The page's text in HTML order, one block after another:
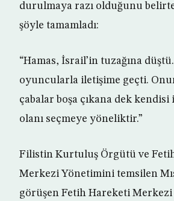
durulmaya razı olduğunu
şöyle tamamladı:
“Hamas, İsrail’in tuzağına
oyuncularla iletişime geçti.
çabalar boşa çıkana dek
olanı seçmeye yöneliktir.”
Filistin Kurtuluş Örgütü ve
Merkezi Yönetimini temsilen
görüşen Fetih Hareketi